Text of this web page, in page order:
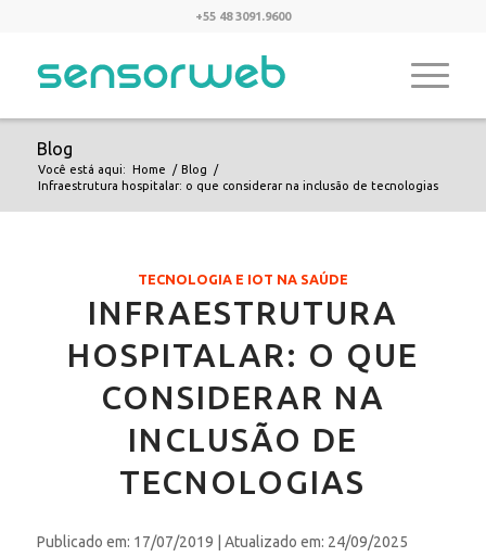
+55 48 3091.9600
Blog
Você está aqui: Home / Blog
/
Infraestrutura hospitalar: o que considerar na inclusão de tecnologias
TECNOLOGIA E IOT NA SAÚDE
INFRAESTRUTURA
HOSPITALAR: O QUE
CONSIDERAR NA
INCLUSÃO DE
TECNOLOGIAS
Publicado em: 17/07/2019 | Atualizado em: 24/09/2025